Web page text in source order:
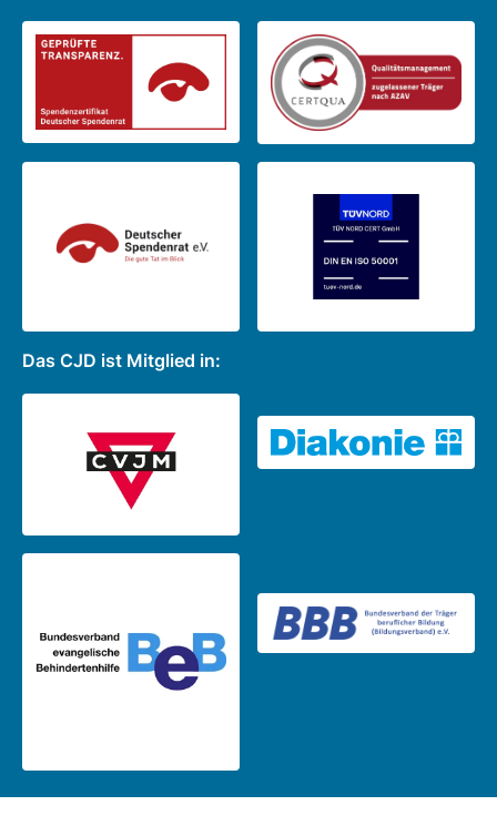
Das CJD ist Mitglied in: